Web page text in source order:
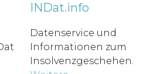
INDat.info
Datenservice und
Informationen zum
Insolvenzgeschehen.